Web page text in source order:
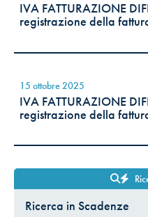
IVA FATTURAZIONE
registrazione della
15 ottobre 2025
IVA FATTURAZIONE
registrazione della
Ricerca in Scadenze